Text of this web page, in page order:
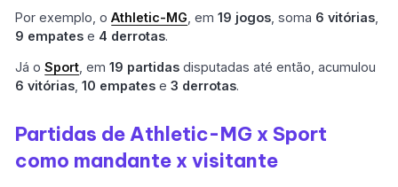
Por exemplo, oAthletic-MG , em19 jogos , soma 6 vitórias
9 empates e 4 derrotas.
Já o Sport, em19 partidas disputadas até então, acumulou
6 vitórias,10 empates e3 derrotas.
Partidas de Athletic-MG x Sport
como mandante x visitante